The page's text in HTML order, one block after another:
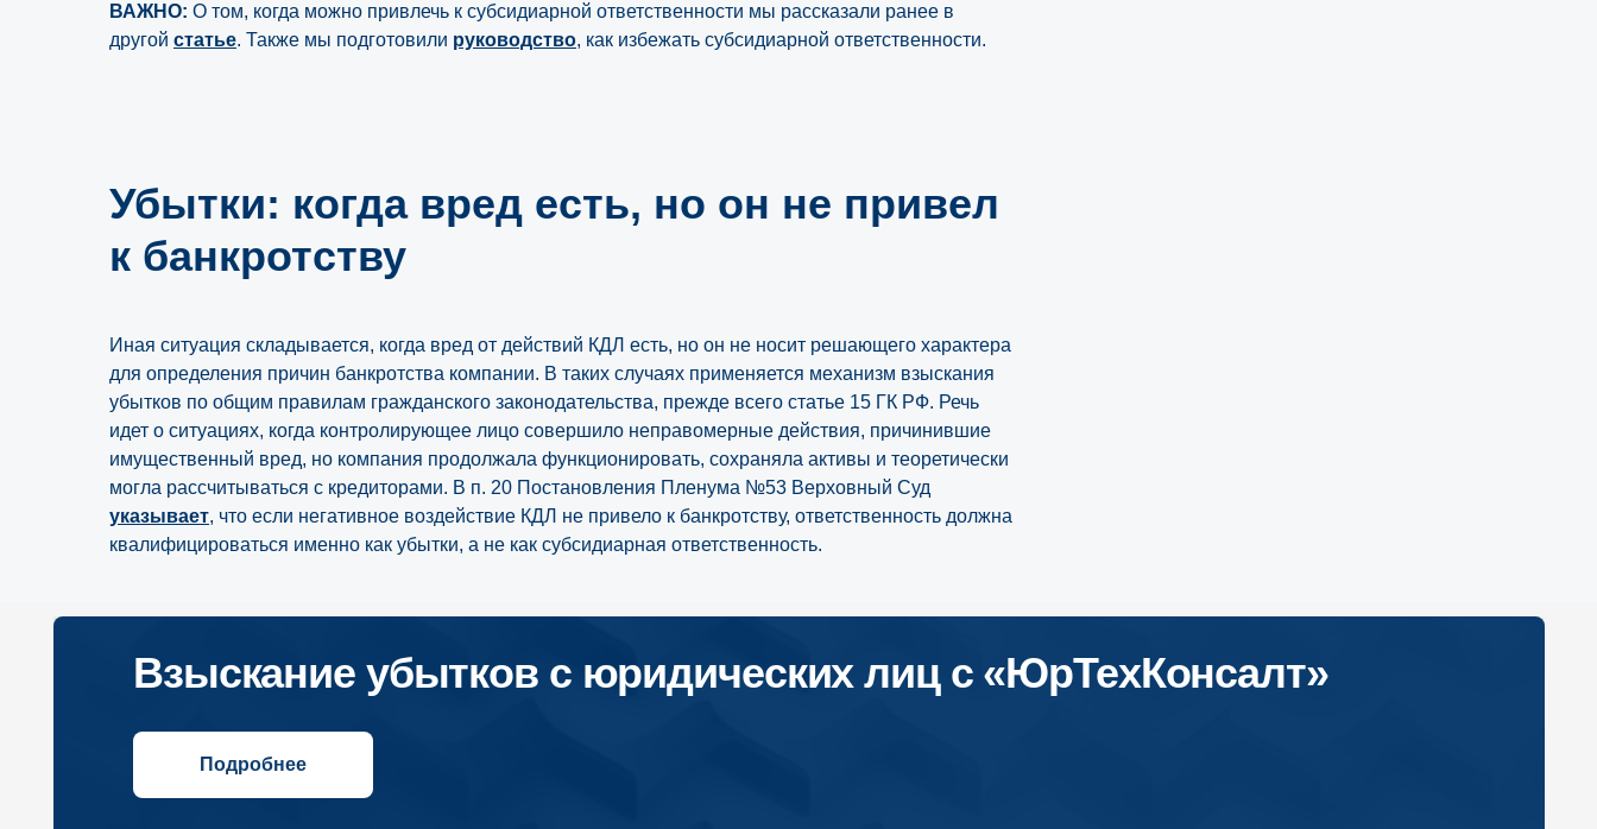
ВАЖНО: О том, когда можно привлечь к субсидиарной ответственности мы рассказали ранее в
другой статье. Также мы подготовили руководство, как избежать субсидиарной ответственности.
Убытки: когда вред есть, но он не привел
к банкротству
Иная ситуация складывается, когда вред от действий КДЛ есть, но он не носит решающего характера
для определения причин банкротства компании. В таких случаях применяется механизм взыскания
убытков по общим правилам гражданского законодательства, прежде всего статье 15 ГК РФ. Речь
идет о ситуациях, когда контролирующее лицо совершило неправомерные действия, причинившие
имущественный вред, но компания продолжала функционировать, сохраняла активы и теоретически
могла рассчитываться с кредиторами. В п. 20 Постановления Пленума №53 Верховный Суд
указывает, что если негативное воздействие КДЛ не привело к банкротству, ответственность должна
квалифицироваться именно как убытки, а не как субсидиарная ответственность.
Взыскание убытков с юридических лиц с «ЮрТехКонсалт»